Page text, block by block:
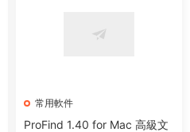
常用軟件
ProFind 1.40 for Mac 高級文